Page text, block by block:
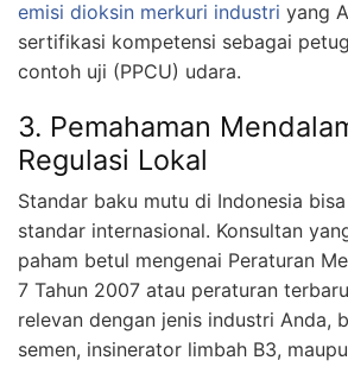
emisi dioksin merkuri industri yang
sertifikasi kompetensi sebagai
contoh uji (PPCU) udara.
3. Pemahaman
Regulasi Lokal
Standar baku mutu di Indonesia
standar internasional. Konsultan
paham betul mengenai Peraturan
7 Tahun 2007 atau peraturan
relevan dengan jenis industri Anda,
semen, insinerator limbah B3,